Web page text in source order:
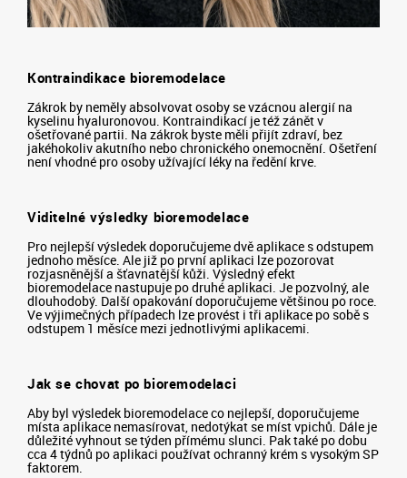
Kontraindikace bioremodelace
Zákrok by neměly absolvovat osoby se vzácnou alergií na
kyselinu hyaluronovou. Kontraindikací je též zánět v
ošetřované partii. Na zákrok byste měli přijít zdraví, bez
jakéhokoliv akutního nebo chronického onemocnění. Ošetření
není vhodné pro osoby užívající léky na ředění krve.
Viditelné výsledky bioremodelace
Pro nejlepší výsledek doporučujeme dvě aplikace s odstupem
jednoho měsíce. Ale již po první aplikaci lze pozorovat
rozjasněnější a šťavnatější kůži. Výsledný efekt
bioremodelace nastupuje po druhé aplikaci. Je pozvolný, ale
dlouhodobý. Další opakování doporučujeme většinou po roce.
Ve výjimečných případech lze provést i tři aplikace po sobě s
odstupem 1 měsíce mezi jednotlivými aplikacemi.
Jak se chovat po bioremodelaci
Aby byl výsledek bioremodelace co nejlepší, doporučujeme
místa aplikace nemasírovat, nedotýkat se míst vpichů. Dále je
důležité vyhnout se týden přímému slunci. Pak také po dobu
cca 4 týdnů po aplikaci používat ochranný krém s vysokým SP
faktorem.